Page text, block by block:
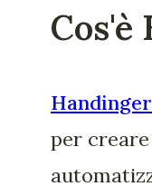
Cos'è
Handinger
per